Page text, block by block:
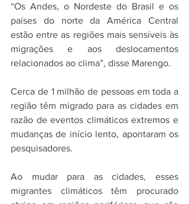
“Os Andes, o Nordeste do Brasil e os
países do norte da América Central
estão entre as regiões mais sensíveis às
migrações e aos deslocamentos
relacionados ao clima”, disse Marengo.
Cerca de 1 milhão de pessoas em toda a
região têm migrado para as cidades em
razão de eventos climáticos extremos e
mudanças de início lento, apontaram os
pesquisadores.
Ao mudar para as cidades, esses
migrantes climáticos têm procurado